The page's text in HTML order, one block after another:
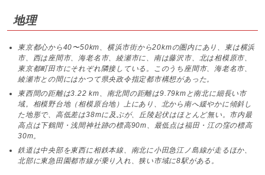
地理
東京都心から40〜50km、横浜市街から20kmの圏内にあり、東は横浜
市、西は座間市、海老名市、綾瀬市に、南は藤沢市、北は相模原市、
東京都町田市にそれぞれ隣接している。このうち座間市、海老名市、
綾瀬市との間にはかつて県央政令指定都市構想があった。
東西間の距離は3.22 km、南北間の距離は9.79kmと南北に細長い市
域。相模野台地（相模原台地）上にあり、北から南へ緩やかに傾斜し
た地形で、高低差は38mに及ぶが、丘陵起伏はほとんど無い。市内最
高点は下鶴間・浅間神社跡の標高90m、最低点は福田・江の窪の標高
30m。
鉄道は中央部を東西に相鉄本線、南北に小田急江ノ島線が走るほか、
北部に東急田園都市線が乗り入れ、狭い市域に8駅がある。